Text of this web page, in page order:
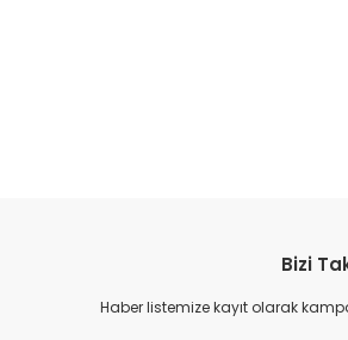
Bizi
Haber listemize kayıt olarak